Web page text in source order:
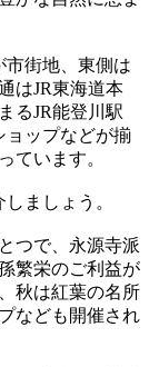
市街地、東側は
はJR東海道本
るJR能登川駅
ョップなどが揃
ています。
ましょう。
つで、永源寺派
繁栄のご利益が
秋は紅葉の名所
なども開催され